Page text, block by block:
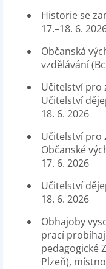
Historie se
17.–18. 6.
Občanská
vzdělávání
Učitelství pro
Učitelství
18. 6. 2026
Učitelství pro
Občanské
17. 6. 2026
Učitelství
18. 6. 2026
Obhajoby
prací
pedagogické
Plzeň),